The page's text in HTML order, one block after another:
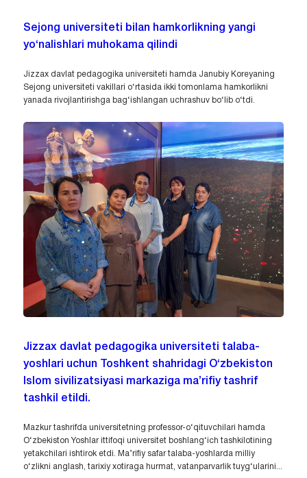
Sejong universiteti bilan hamkorlikning yangi
yo‘nalishlari muhokama qilindi
Jizzax davlat pedagogika universiteti hamda Janubiy Koreyaning
Sejong universiteti vakillari o‘rtasida ikki tomonlama hamkorlikni
yanada rivojlantirishga bag‘ishlangan uchrashuv bo‘lib o‘tdi.
Jizzax davlat pedagogika universiteti talaba-
yoshlari uchun Toshkent shahridagi O‘zbekiston
Islom sivilizatsiyasi markaziga ma’rifiy tashrif
tashkil etildi.
Mazkur tashrifda universitetning professor-o‘qituvchilari hamda
O‘zbekiston Yoshlar ittifoqi universitet boshlang‘ich tashkilotining
yetakchilari ishtirok etdi. Ma’rifiy safar talaba-yoshlarda milliy
o‘zlikni anglash, tarixiy xotiraga hurmat, vatanparvarlik tuyg‘ularini...